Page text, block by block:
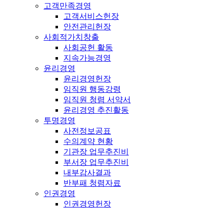
고객만족경영
고객서비스헌장
안전관리헌장
사회적가치창출
사회공헌 활동
지속가능경영
윤리경영
윤리경영헌장
임직원 행동강령
임직원 청렴 서약서
윤리경영 추진활동
투명경영
사전정보공표
수의계약 현황
기관장 업무추진비
부서장 업무추진비
내부감사결과
반부패 청렴자료
인권경영
인권경영헌장